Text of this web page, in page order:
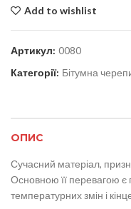
Add to wishlist
Артикул: 0080
Категорії: Бітумна
ОПИС
Сучасний матеріал,
Основною її перевагою є
температурних змін і